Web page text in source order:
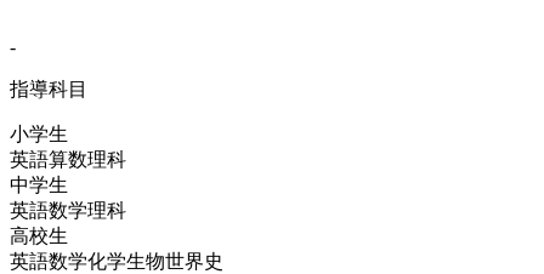
-
指導科目
小学生
英語算数理科
中学生
英語数学理科
高校生
英語数学化学生物世界史